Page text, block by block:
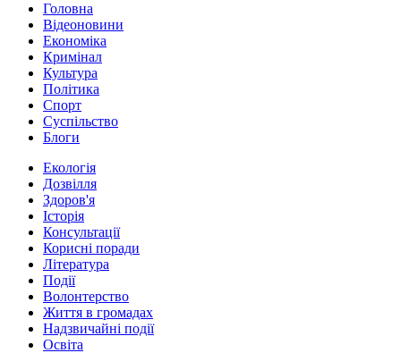
Головна
Відеоновини
Економіка
Кримінал
Культура
Політика
Спорт
Суспільство
Блоги
Екологія
Дозвілля
Здоров'я
Історія
Консультації
Корисні поради
Література
Події
Волонтерство
Життя в громадах
Надзвичайні події
Освіта